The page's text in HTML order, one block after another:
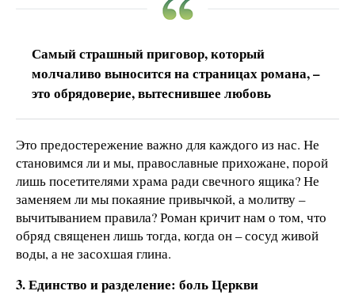
Самый страшный приговор, который
молчаливо выносится на страницах романа, –
это обрядоверие, вытеснившее любовь
Это предостережение важно для каждого из нас. Не
становимся ли и мы, православные прихожане, порой
лишь посетителями храма ради свечного ящика? Не
заменяем ли мы покаяние привычкой, а молитву –
вычитыванием правила? Роман кричит нам о том, что
обряд священен лишь тогда, когда он – сосуд живой
воды, а не засохшая глина.
3. Единство и разделение: боль Церкви